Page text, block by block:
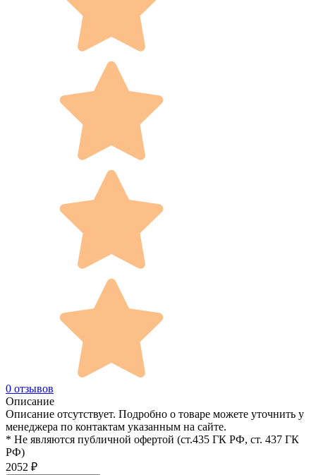
0 отзывов
Описание
Описание отсутствует. Подробно о товаре можете уточнить у
менеджера по контактам указанным на сайте.
* Не являются публичной офертой (ст.435 ГК РФ, cт. 437 ГК
РФ)
2052 ₽